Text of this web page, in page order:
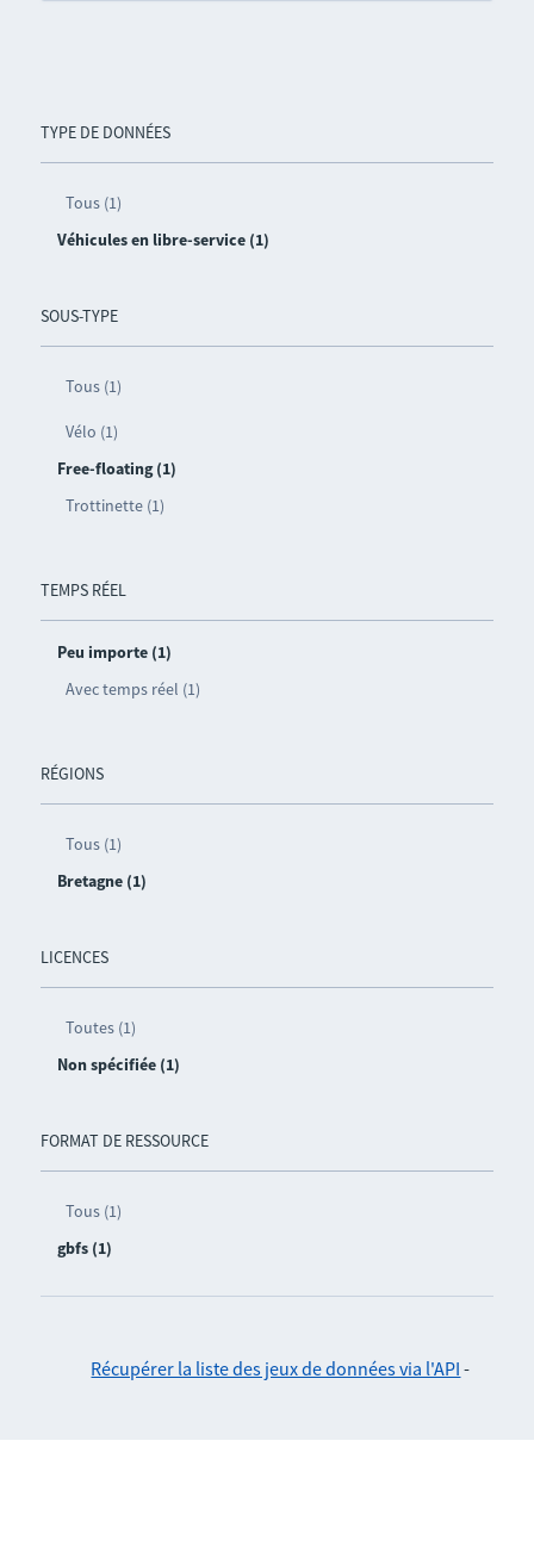
TYPE DE DONNÉES
Tous (1)
Véhicules en libre-service (1)
SOUS-TYPE
Tous (1)
Vélo (1)
Free-floating (1)
Trottinette (1)
TEMPS RÉEL
Peu importe (1)
Avec temps réel (1)
RÉGIONS
Tous (1)
Bretagne (1)
LICENCES
Toutes (1)
Non spécifiée (1)
FORMAT DE RESSOURCE
Tous (1)
gbfs (1)
Récupérer la liste des jeux de données via l'API -